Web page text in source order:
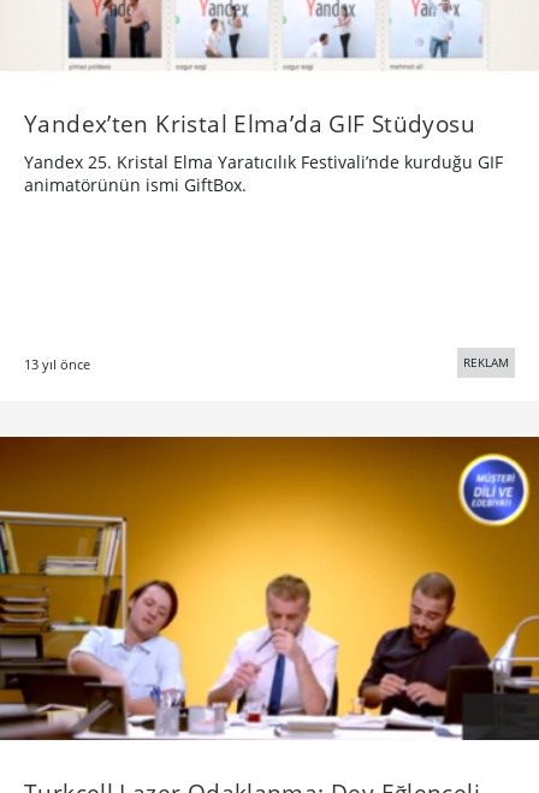
Yandex’ten Kristal Elma’da GIF Stüdyosu
Yandex 25. Kristal Elma Yaratıcılık Festivali’nde kurduğu GIF
animatörünün ismi GiftBox.
13 yıl önce REKLAM